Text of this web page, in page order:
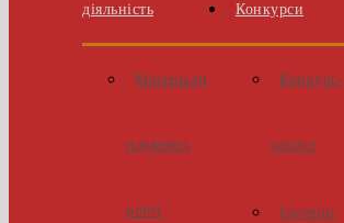
діяльність
Матеріали
наукових
робіт
Конкурси
Конкурс-
захист
Inventor